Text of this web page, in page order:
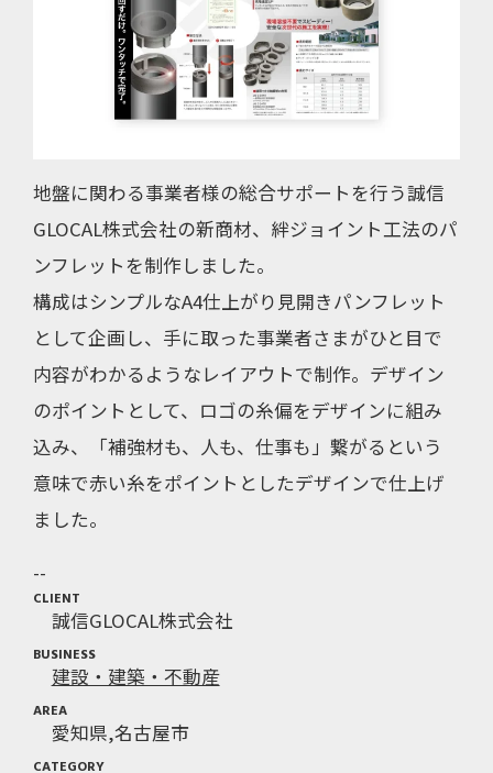
地盤に関わる事業者様の総合サポートを行う誠信
GLOCAL株式会社の新商材、絆ジョイント工法のパ
ンフレットを制作しました。
構成はシンプルなA4仕上がり見開きパンフレット
として企画し、手に取った事業者さまがひと目で
内容がわかるようなレイアウトで制作。デザイン
のポイントとして、ロゴの糸偏をデザインに組み
込み、「補強材も、人も、仕事も」繋がるという
意味で赤い糸をポイントとしたデザインで仕上げ
ました。
CLIENT
誠信GLOCAL株式会社
BUSINESS
建設・建築・不動産
AREA
愛知県 名古屋市
CATEGORY